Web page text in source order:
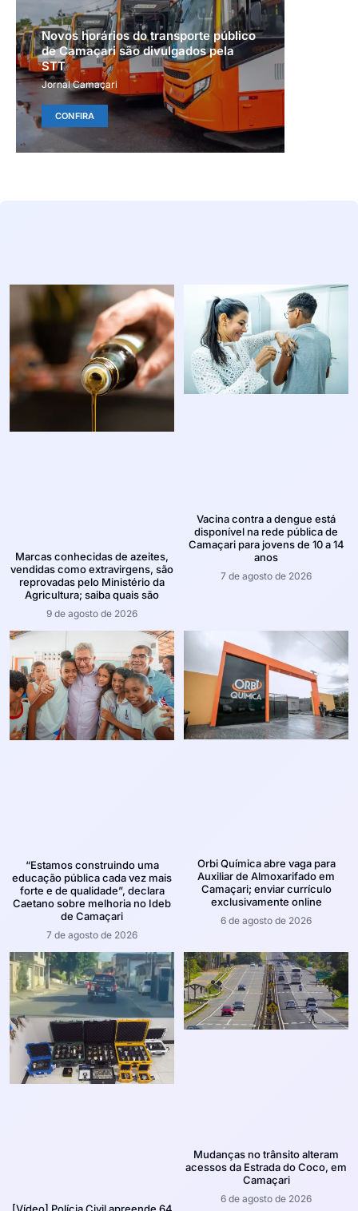
Novos horários do transporte público
de Camaçari são divulgados pela
STT
Jornal Camaçari
CONFIRA
Marcas conhecidas de azeites,
vendidas como extravirgens, são
reprovadas pelo Ministério da
Agricultura; saiba quais são
9 de agosto de 2026
Vacina contra a dengue está
disponível na rede pública de
Camaçari para jovens de 10 a 14
anos
7 de agosto de 2026
“Estamos construindo uma
educação pública cada vez mais
forte e de qualidade”, declara
Caetano sobre melhoria no Ideb
de Camaçari
7 de agosto de 2026
Orbi Química abre vaga para
Auxiliar de Almoxarifado em
Camaçari; enviar currículo
exclusivamente online
6 de agosto de 2026
[Vídeo] Polícia Civil apreende 64
Mudanças no trânsito alteram
acessos da Estrada do Coco, em
Camaçari
6 de agosto de 2026